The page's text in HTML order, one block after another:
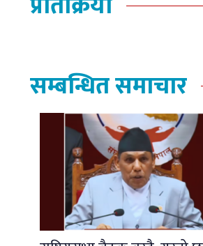
सम्बन्धित समाचार